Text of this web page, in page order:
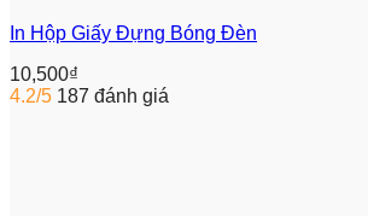
In Hộp Giấy Đựng Bóng Đèn
10,500₫
4.2/5 187 đánh giá